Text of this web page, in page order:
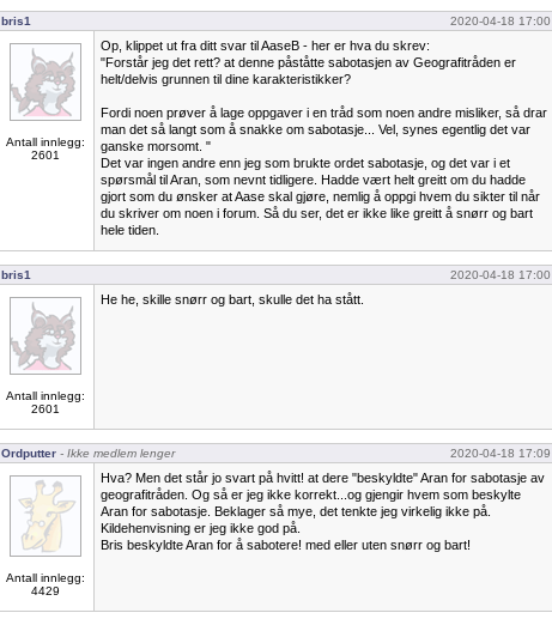
bris1 2020-04-18 17:00
Antall innlegg:
2601
Op, klippet ut fra ditt svar til AaseB - her er hva du skrev:
"Forstår jeg det rett? at denne påståtte sabotasjen av Geografitråden er
helt/delvis grunnen til dine karakteristikker?
Fordi noen prøver å lage oppgaver i en tråd som noen andre misliker, så drar
man det så langt som å snakke om sabotasje... Vel, synes egentlig det var
ganske morsomt. "
Det var ingen andre enn jeg som brukte ordet sabotasje, og det var i et
spørsmål til Aran, som nevnt tidligere. Hadde vært helt greitt om du hadde
gjort som du ønsker at Aase skal gjøre, nemlig å oppgi hvem du sikter til når
du skriver om noen i forum. Så du ser, det er ikke like greitt å snørr og bart
hele tiden.
bris1 2020-04-18 17:00
Antall innlegg:
2601
He he, skille snørr og bart, skulle det ha stått.
Ordputter - Ikke medlem lenger 2020-04-18 17:09
Antall innlegg:
4429
Hva? Men det står jo svart på hvitt! at dere "beskyldte" Aran for sabotasje av
geografitråden. Og så er jeg ikke korrekt...og gjengir hvem som beskylte
Aran for sabotasje. Beklager så mye, det tenkte jeg virkelig ikke på.
Kildehenvisning er jeg ikke god på.
Bris beskyldte Aran for å sabotere! med eller uten snørr og bart!